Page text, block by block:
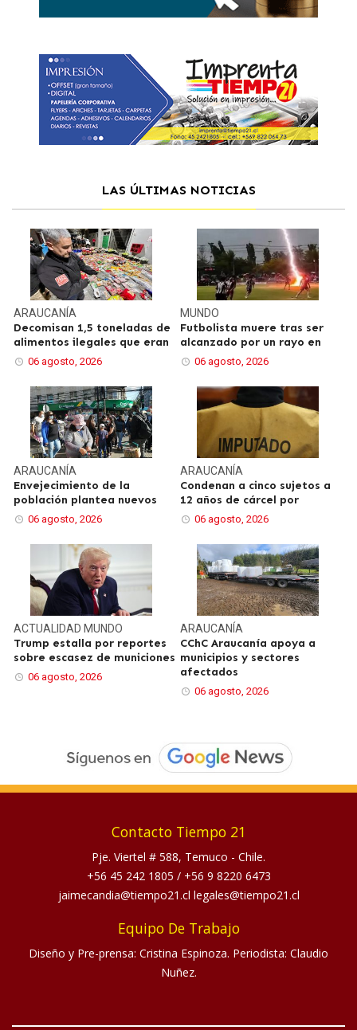
LAS ÚLTIMAS NOTICIAS
ARAUCANÍA
Decomisan 1,5 toneladas de
alimentos ilegales que eran
06 agosto, 2026
MUNDO
Futbolista muere tras ser
alcanzado por un rayo en
06 agosto, 2026
ARAUCANÍA
Envejecimiento de la
población plantea nuevos
06 agosto, 2026
ARAUCANÍA
Condenan a cinco sujetos a
12 años de cárcel por
06 agosto, 2026
ACTUALIDAD MUNDO
Trump estalla por reportes
sobre escasez de municiones
06 agosto, 2026
ARAUCANÍA
CChC Araucanía apoya a
municipios y sectores
afectados
06 agosto, 2026
Contacto Tiempo 21
Pje. Viertel # 588, Temuco - Chile.
+56 45 242 1805 / +56 9 8220 6473
jaimecandia@tiempo21.cl legales@tiempo21.cl
Equipo De Trabajo
Diseño y Pre-prensa: Cristina Espinoza. Periodista: Claudio
Nuñez.